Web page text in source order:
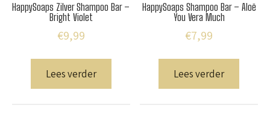
HappySoaps Zilver Shampoo Bar –
Bright Violet
€9,99
Lees verder
HappySoaps Shampoo Bar – Aloë
You Vera Much
€7,99
Lees verder